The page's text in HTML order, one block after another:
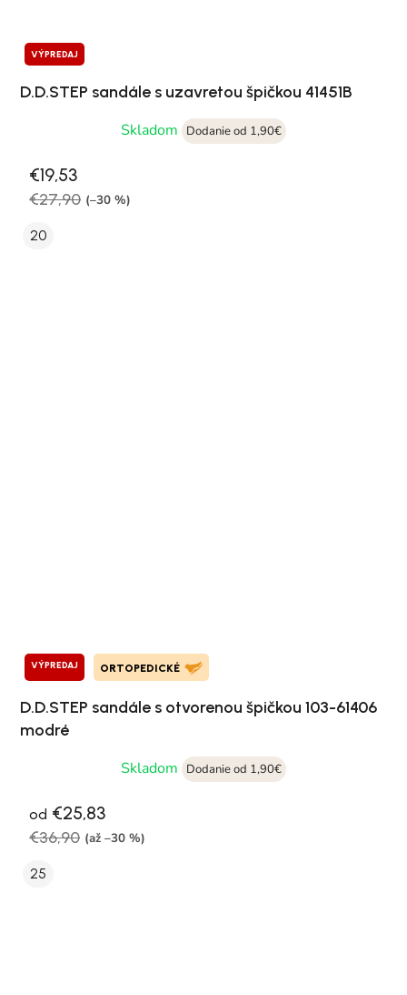
VÝPREDAJ
D.D.STEP sandále s uzavretou špičkou 41451B
Skladom
Dodanie od 1,90€
€19,53
€27,90 (–30 %)
20
VÝPREDAJ ORTOPEDICKÉ
D.D.STEP sandále s otvorenou špičkou 103-61406
modré
Skladom
Dodanie od 1,90€
od €25,83
€36,90 (až –30 %)
25